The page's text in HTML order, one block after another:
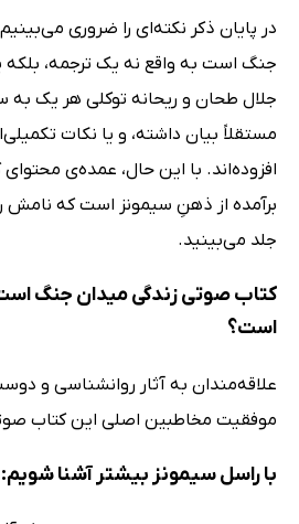
در پایان ذکر نکته‌ای را ضروری
جنگ است به واقع نه یک ترجمه،
جلال طحان و ریحانه توکلی هر یک به
مستقلاً بیان داشته، و یا نکات
افزوده‌اند. با این حال، عمده‌ی
برآمده از ذهنِ سیمونز است که نامش
جلد می‌بینید.
کتاب صوتی زندگی میدان جنگ
است؟
علاقه‌مندان به آثار روانشناسی و
موفقیت مخاطبین اصلی این کتاب
با راسل سیمونز بیشتر آشنا شویم: